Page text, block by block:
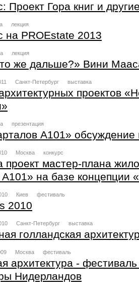
Проект Гора книг и
лекция
на PROEstate 2013
лекция
же дальше?» Вини
Санкт-Петербург выставка
проектов
презентация
А101» обсуждение
Москва конкурс
проект мастер-плана
А101» на базе концепции
Киев фестиваль
2010
Санкт-Петербург выставка
голландская
Москва фестиваль
архитектура -
Нидерландов